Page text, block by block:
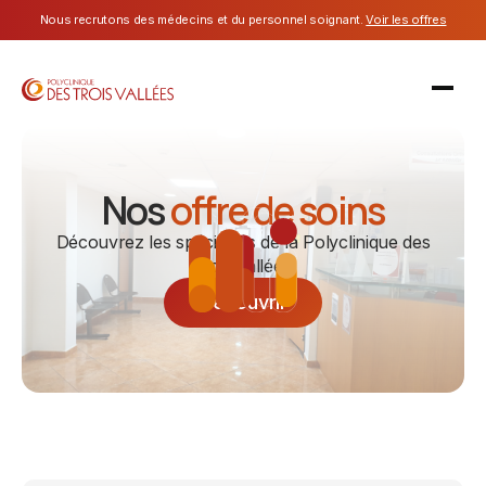
Nous recrutons des médecins et du personnel soignant.Voir les offres
Nosoffre de soins
Découvrez les spécialités de la Polyclinique des
Trois Vallées.
Découvrir